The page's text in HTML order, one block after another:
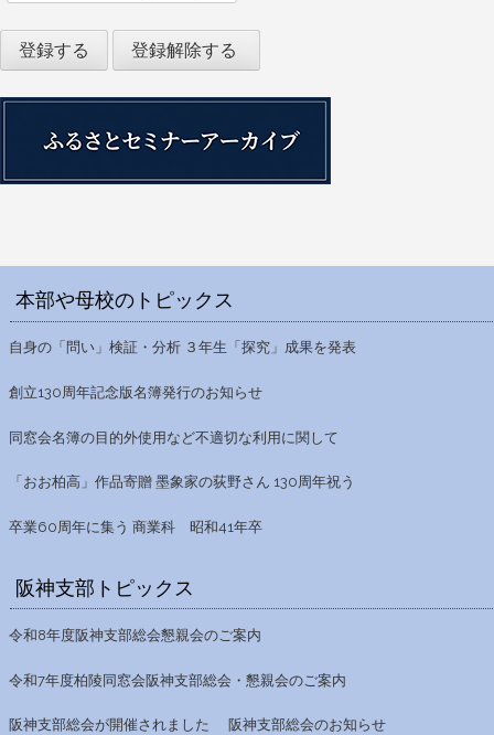
本部や母校のトピックス
自身の「問い」検証・分析 ３年生「探究」成果を発表
創立130周年記念版名簿発行のお知らせ
同窓会名簿の目的外使用など不適切な利用に関して
「おお柏高」作品寄贈 墨象家の荻野さん 130周年祝う
卒業60周年に集う 商業科 昭和41年卒
阪神支部トピックス
令和8年度阪神支部総会懇親会のご案内
令和7年度柏陵同窓会阪神支部総会・懇親会のご案内
阪神支部総会が開催されました 阪神支部総会のお知らせ